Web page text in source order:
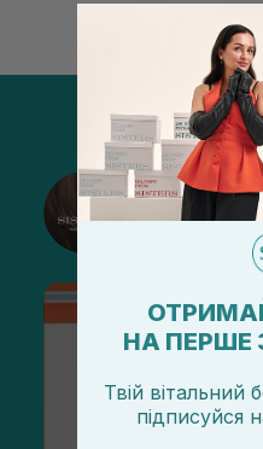
НА ПЕРШЕ
Твій
підписуйся